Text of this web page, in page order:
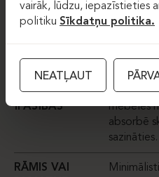
PIEMĒROTS
privātums.
AKUSTISKĀS
ĪPAŠĪBAS
Mūsu
mēbeles
absorbē
sazināties.
RĀMIS VAI
vairāk, lūdzu, iepazīstieties
politiku Sīkdatņu politika.
NEATĻAUT